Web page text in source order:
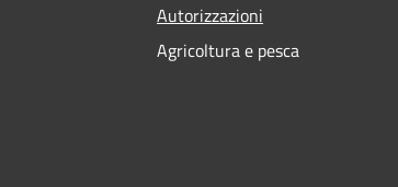
Autorizzazioni
Agricoltura e pesca